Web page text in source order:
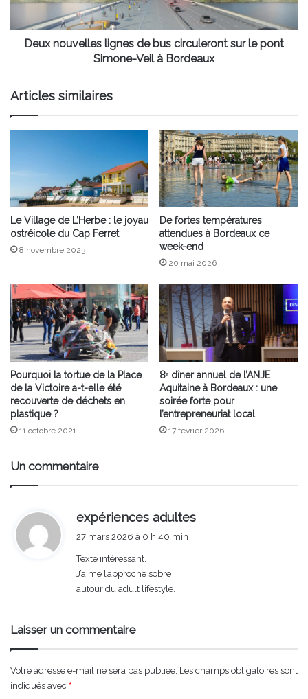
pont
Simone-
Deux nouvelles lignes de bus circuleront sur le pont
Simone-Veil à Bordeaux
Articles similaires
Le Village de L’Herbe : le joyau
ostréicole du Cap Ferret
8 novembre 2023
De fortes températures
attendues à Bordeaux ce
week-end
20 mai 2026
Pourquoi la tortue de la Place
de la Victoire a-t-elle été
recouverte de déchets en
plastique ?
11 octobre 2021
8ᵉ dîner annuel de l’ANJE
Aquitaine à Bordeaux : une
soirée forte pour
l’entrepreneuriat local
17 février 2026
Un commentaire
expériences adultes
27 mars 2026 à 0 h 40 min
Texte intéressant.
J’aime l’approche sobre
autour du adult lifestyle.
Laisser un commentaire
Votre adresse e-mail ne sera pas publiée. Les champs obligatoires sont
indiqués avec *